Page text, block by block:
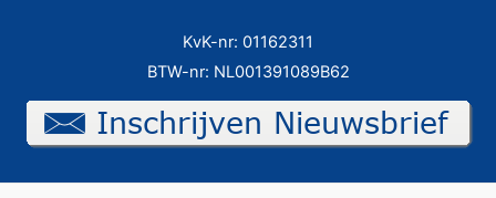
KvK-nr: 01162311
BTW-nr: NL001391089B62